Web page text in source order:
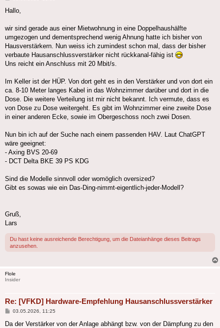
Hallo,
wir sind gerade aus einer Mietwohnung in eine Doppelhaushälfte
umgezogen und dementsprechend wenig Ahnung hatte ich bisher von
Hausverstärkern. Nun weiss ich zumindest schon mal, dass der bisher
verbaute Hausanschlussverstärker nicht rückkanal-fähig ist
Uns reicht ein Anschluss mit 20 Mbit/s.
Im Keller ist der HÜP. Von dort geht es in den Verstärker und von dort ein
ca. 8-10 Meter langes Kabel in das Wohnzimmer darüber und dort in die
Dose. Die weitere Verteilung ist mir nicht bekannt. Ich vermute, dass es
von Dose zu Dose weitergeht. Es gibt im Wohnzimmer eine zweite Dose
in einer anderen Ecke, sowie im Obergeschoss noch zwei Dosen.
Nun bin ich auf der Suche nach einem passenden HAV. Laut ChatGPT
wäre geeignet:
- Axing BVS 20-69
- DCT Delta BKE 39 PS KDG
Sind die Modelle sinnvoll oder womöglich oversized?
Gibt es sowas wie ein Das-Ding-nimmt-eigentlich-jeder-Modell?
Gruß,
Lars
Du hast keine ausreichende Berechtigung, um die Dateianhänge dieses Beitrags
anzusehen.
Flole
Insider
Re: [VFKD] Hardware-Empfehlung Hausanschlussverstärker
Beitrag
03.05.2026, 11:25
Da der Verstärker von der Anlage abhängt bzw. von der Dämpfung zu den